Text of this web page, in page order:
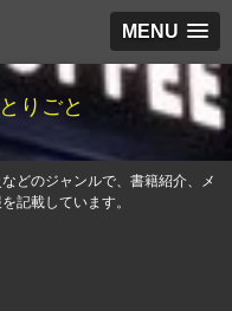
MENU
りごと
どのジャンルで、書籍紹介、メ
記載しています。